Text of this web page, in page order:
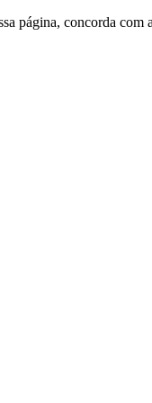
página, concorda com